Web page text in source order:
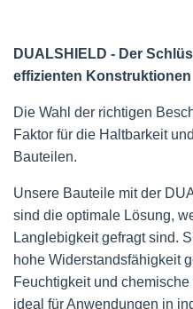
DUALSHIELD - Der
effizienten Konstruktionen
Die Wahl der richtigen
Faktor für die Haltbarkeit
Bauteilen.
Unsere Bauteile mit der
sind die optimale Lösung,
Langlebigkeit gefragt sind.
hohe Widerstandsfähigkeit
Feuchtigkeit und
ideal für Anwendungen in